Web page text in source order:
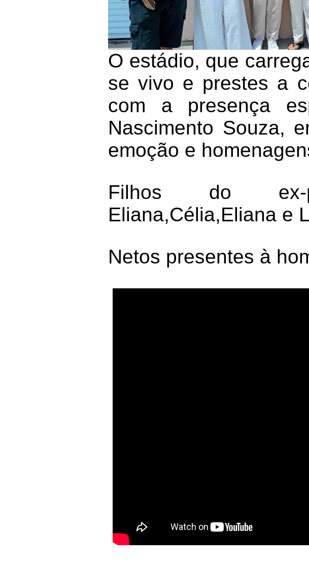
O estádio, que
se vivo e prestes a
com a presença
Nascimento Souza,
emoção e
Filhos do ex-
Eliana,Célia,Eliana e
Netos presentes à